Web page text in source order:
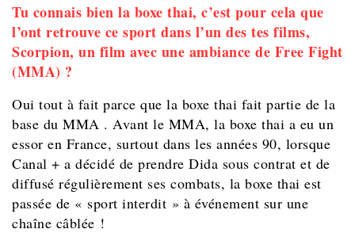
Tu connais bien la boxe thai, c’est pour cela que
l’ont retrouve ce sport dans l’un des tes films,
Scorpion, un film avec une ambiance de Free Fight
(MMA) ?
Oui tout à fait parce que la boxe thai fait partie de la
base du MMA . Avant le MMA, la boxe thai a eu un
essor en France, surtout dans les années 90, lorsque
Canal + a décidé de prendre Dida sous contrat et de
diffusé régulièrement ses combats, la boxe thai est
passée de « sport interdit » à événement sur une
chaîne câblée !